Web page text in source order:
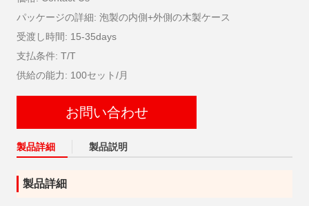
パッケージの詳細: 泡製の内側+外側の木製ケース
受渡し時間: 15-35days
支払条件: T/T
供給の能力: 100セット/月
お問い合わせ
製品詳細 製品説明
製品詳細